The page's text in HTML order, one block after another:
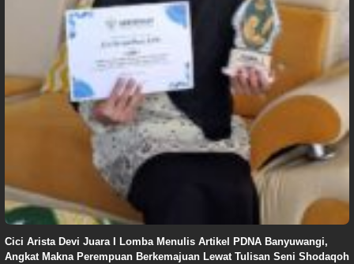
Cici Arista Devi Juara I Lomba Menulis Artikel PDNA Banyuwangi,
Angkat Makna Perempuan Berkemajuan Lewat Tulisan Seni Shodaqoh